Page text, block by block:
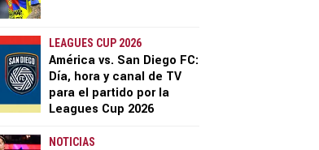
LEAGUES CUP 2026
América vs. San Diego FC:
Día, hora y canal de TV
para el partido por la
Leagues Cup 2026
NOTICIAS